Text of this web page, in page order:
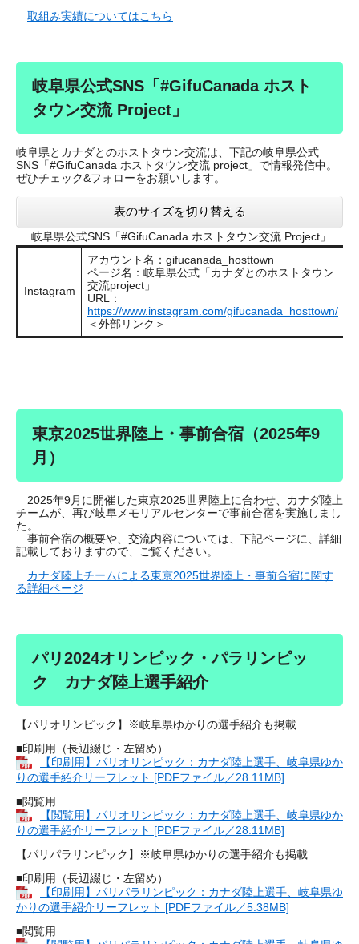
取組み実績についてはこちら
岐阜県公式SNS「#GifuCanada ホスト
タウン交流 Project」
岐阜県とカナダとのホストタウン交流は、下記の岐阜県公式
SNS「#GifuCanada ホストタウン交流 project」で情報発信中。
ぜひチェック&フォローをお願いします。
表のサイズを切り替える
岐阜県公式SNS「#GifuCanada ホストタウン交流 Project」
Instagram
アカウント名：gifucanada_hosttown
ページ名：岐阜県公式「カナダとのホストタウン
交流project」
URL：
https://www.instagram.com/gifucanada_hosttown/
＜外部リンク＞
東京2025世界陸上・事前合宿（2025年9
月）
2025年9月に開催した東京2025世界陸上に合わせ、カナダ陸上
チームが、再び岐阜メモリアルセンターで事前合宿を実施しまし
た。
事前合宿の概要や、交流内容については、下記ページに、詳細
記載しておりますので、ご覧ください。
カナダ陸上チームによる東京2025世界陸上・事前合宿に関す
る詳細ページ
パリ2024オリンピック・パラリンピッ
ク カナダ陸上選手紹介
【パリオリンピック】※岐阜県ゆかりの選手紹介も掲載
■印刷用（長辺綴じ・左留め）
【印刷用】パリオリンピック：カナダ陸上選手、岐阜県ゆか
りの選手紹介リーフレット [PDFファイル／28.11MB]
■閲覧用
【閲覧用】パリオリンピック：カナダ陸上選手、岐阜県ゆか
りの選手紹介リーフレット [PDFファイル／28.11MB]
【パリパラリンピック】※岐阜県ゆかりの選手紹介も掲載
■印刷用（長辺綴じ・左留め）
【印刷用】パリパラリンピック：カナダ陸上選手、岐阜県ゆ
かりの選手紹介リーフレット [PDFファイル／5.38MB]
■閲覧用